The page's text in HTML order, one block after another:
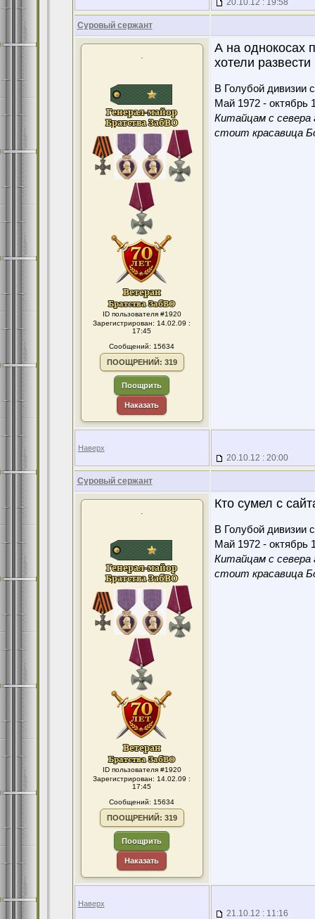
20.10.12 : 19:58
Суровый сержант
.
ID пользователя #1920
Зарегистрирован: 14.02.09 :
17:45
Сообщений: 15634
ПООЩРЕНИЙ: 319
Поощрить
Наказать
А на однокосах
хотели развести
В Голубой дивизии
Май 1972 - октябрь
Китайцам с севера
стоит красавица
Наверх
20.10.12 : 20:00
Суровый сержант
.
ID пользователя #1920
Зарегистрирован: 14.02.09 :
17:45
Сообщений: 15634
ПООЩРЕНИЙ: 319
Поощрить
Наказать
Кто сумел с
В Голубой дивизии
Май 1972 - октябрь
Китайцам с севера
стоит красавица
Наверх
21.10.12 : 11:16